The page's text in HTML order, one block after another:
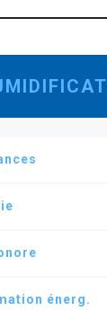
énerg.